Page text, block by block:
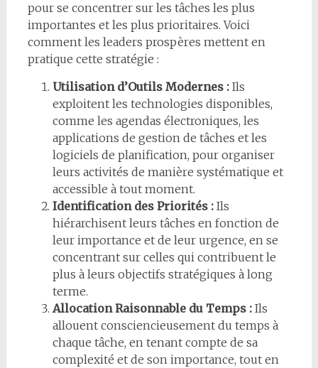
pour se concentrer sur les tâches les plus
importantes et les plus prioritaires. Voici
comment les leaders prospères mettent en
pratique cette stratégie :
Utilisation d’Outils Modernes :Ils
exploitent les technologies disponibles,
comme les agendas électroniques, les
applications de gestion de tâches et les
logiciels de planification, pour organiser
leurs activités de manière systématique et
accessible à tout moment.
Identification des Priorités :Ils
hiérarchisent leurs tâches en fonction de
leur importance et de leur urgence, en se
concentrant sur celles qui contribuent le
plus à leurs objectifs stratégiques à long
terme.
Allocation Raisonnable du Temps :Ils
allouent consciencieusement du temps à
chaque tâche, en tenant compte de sa
complexité et de son importance, tout en